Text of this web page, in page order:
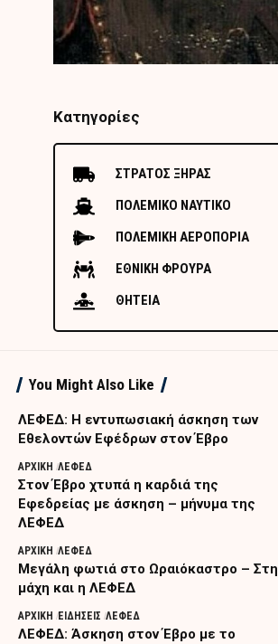
Κατηγορίες
ΣΤΡΑΤΟΣ ΞΗΡΑΣ
ΠΟΛΕΜΙΚΟ ΝΑΥΤΙΚΟ
ΠΟΛΕΜΙΚΗ ΑΕΡΟΠΟΡΙΑ
ΕΘΝΙΚΗ ΦΡΟΥΡΑ
ΘΗΤΕΙΑ
You Might Also Like
ΛΕΦΕΔ: Η εντυπωσιακή άσκηση των
Εθελοντών Εφέδρων στον Έβρο
ΑΡΧΙΚΗ ΛΕΦΕΔ
Στον Έβρο χτυπά η καρδιά της
Εφεδρείας με άσκηση – μήνυμα της
ΛΕΦΕΔ
ΑΡΧΙΚΗ ΛΕΦΕΔ
Μεγάλη φωτιά στο Ωραιόκαστρο – Στη
μάχη και η ΛΕΦΕΔ
ΑΡΧΙΚΗ ΕΙΔΗΣΕΙΣ ΛΕΦΕΔ
ΛΕΦΕΔ: Άσκηση στον Έβρο με το